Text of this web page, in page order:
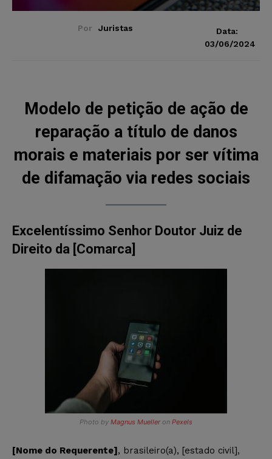
Por Juristas
Data:
03/06/2024
Modelo de petição de ação de
reparação a título de danos
morais e materiais por ser vítima
de difamação via redes sociais
Excelentíssimo Senhor Doutor Juiz de
Direito da [Comarca]
Photo by Magnus Mueller on Pexels
[Nome do Requerente] , brasileiro(a), [estado civil],